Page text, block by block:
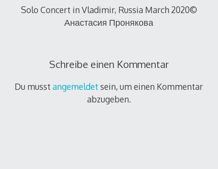
Solo Concert in Vladimir, Russia March 2020©
Анастасия Пронякова
Schreibe einen Kommentar
Du musstangemeldet sein, um einen Kommentar
abzugeben.